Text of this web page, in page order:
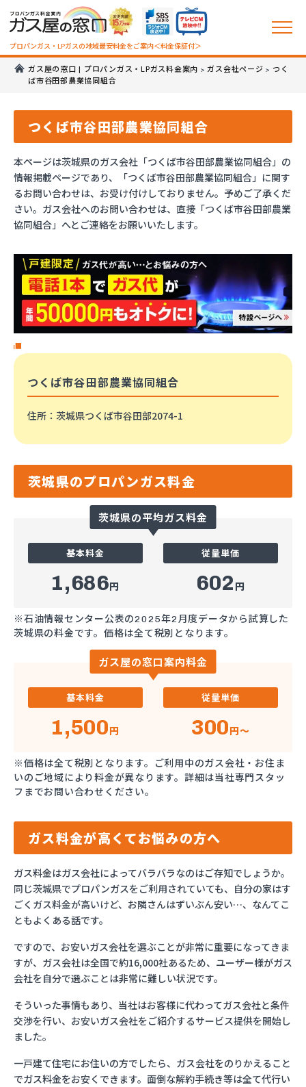
プロパンガス・LPガスの地域最安料金をご案内＜料金保証付＞
ガス屋の窓口 | プロパンガス・LPガス料金案内 >ガス会社ページ > つく
ば市谷田部農業協同組合
つくば市谷田部農業協同組合
本ページは茨城県のガス会社「つくば市谷田部農業協同組合」の
情報掲載ページであり、「つくば市谷田部農業協同組合」に関す
るお問い合わせは、お受け付けしておりません。予めご了承くだ
さい。ガス会社へのお問い合わせは、直接「つくば市谷田部農業
協同組合」へとご連絡をお願いいたします。
つくば市谷田部農業協同組合
住所 ：茨城県つくば市谷田部2074-1
茨城県のプロパンガス料金
茨城県の平均ガス料金
基本料金
1,686円
従量単価
602 円
※石油情報センター公表の2025年2月度データから試算した
茨城県の料金です。価格は全て税別となります。
ガス屋の窓口案内料金
基本料金
1,500円
従量単価
300円～
※価格は全て税別となります。ご利用中のガス会社・お住ま
いのご地域により料金が異なります。詳細は当社専門スタッ
フまでお問い合わせください。
ガス料金が高くてお悩みの方へ
ガス料金はガス会社によってバラバラなのはご存知でしょうか。
同じ茨城県でプロパンガスをご利用されていても、自分の家はす
ごくガス料金が高いけど、お隣さんはずいぶん安い…、なんてこ
ともよくある話です。
ですので、お安いガス会社を選ぶことが非常に重要になってきま
すが、ガス会社は全国で約16,000社あるため、ユーザー様がガス
会社を自分で選ぶことは非常に難しい状況です。
そういった事情もあり、当社はお客様に代わってガス会社と条件
交渉を行い、お安いガス会社をご紹介するサービス提供を開始し
ました。
一戸建て住宅にお住いの方でしたら、ガス会社をのりかえること
でガス料金をお安くできます。面倒な解約手続き等は全て代行い